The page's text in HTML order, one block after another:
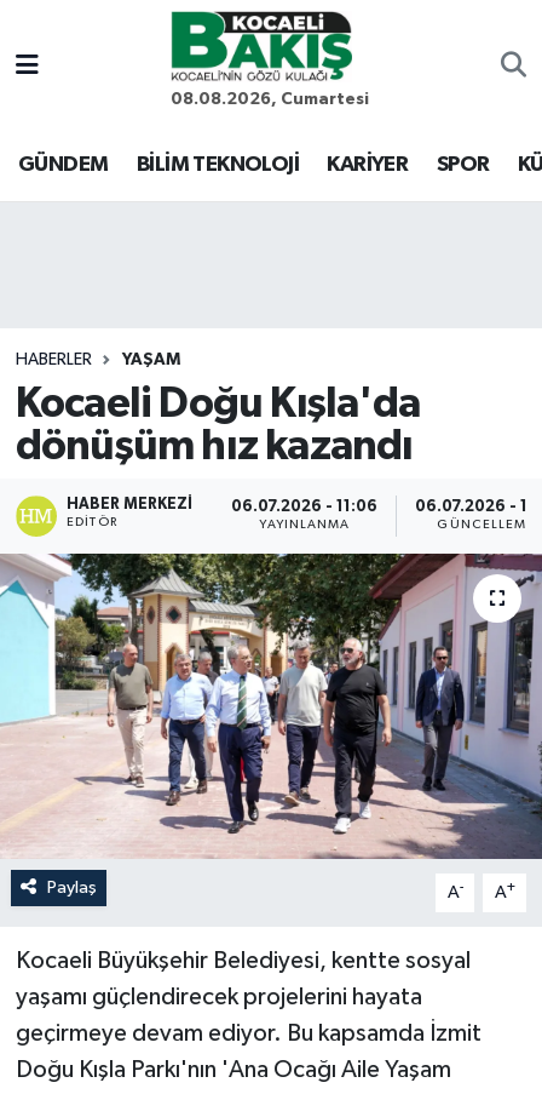
08.08.2026, Cumartesi
GÜNDEM BİLİM TEKNOLOJİ KARİYER SPOR
HABERLER YAŞAM
Kocaeli Doğu Kışla'da
dönüşüm hız kazandı
HABER MERKEZI
EDITÖR
06.07.2026 - 11:06
YAYINLANMA
06.07.2026 -
GÜNCELLEME
Paylaş A- A+
Kocaeli Büyükşehir Belediyesi, kentte sosyal
yaşamı güçlendirecek projelerini hayata
geçirmeye devam ediyor. Bu kapsamda İzmit
Doğu Kışla Parkı'nın 'Ana Ocağı Aile Yaşam
Kocaeli Nöbetçi Eczaneler
Kocaeli Hava Durumu
Son Dakika Haberleri
Haber Arşivi